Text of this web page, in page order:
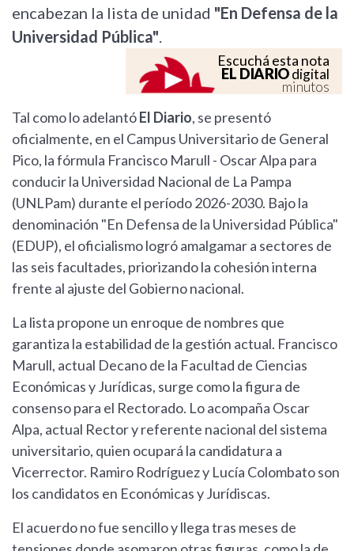
encabezan la lista de unidad "En Defensa de la
Universidad Pública".
Escuchá esta nota
EL DIARIOdigital
minutos
Tal como lo adelantóEl Diario, se presentó
oficialmente, en el Campus Universitario de General
Pico, la fórmula Francisco Marull - Oscar Alpa para
conducir la Universidad Nacional de La Pampa
(UNLPam) durante el período 2026-2030. Bajo la
denominación "En Defensa de la Universidad Pública"
(EDUP), el oficialismo logró amalgamar a sectores de
las seis facultades, priorizando la cohesión interna
frente al ajuste del Gobierno nacional.
La lista propone un enroque de nombres que
garantiza la estabilidad de la gestión actual. Francisco
Marull, actual Decano de la Facultad de Ciencias
Económicas y Jurídicas, surge como la figura de
consenso para el Rectorado. Lo acompaña Oscar
Alpa, actual Rector y referente nacional del sistema
universitario, quien ocupará la candidatura a
Vicerrector. Ramiro Rodríguez y Lucía Colombato son
los candidatos en Económicas y Jurídiscas.
El acuerdo no fue sencillo y llega tras meses de